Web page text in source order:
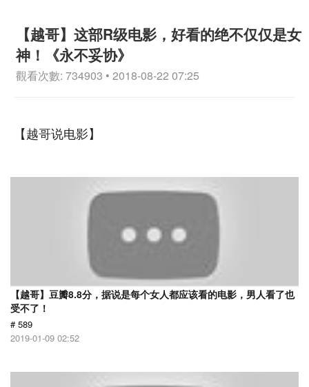
【越哥】这部R级电影，好看的绝不仅仅是女
神！《永不妥协》
觀看次數: 734903 • 2018-08-22 07:25
【越哥说电影】
【越哥】豆瓣8.8分，据说是每个女人都应该看的电影，男人看了也
受不了！
# 589
2019-01-09 02:52